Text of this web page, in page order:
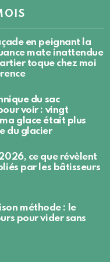
en peignant la
mate inattendue
toque chez moi
du sac
voir : vingt
glace était plus
du glacier
ce que révèlent
par les bâtisseurs
méthode : le
pour vider sans